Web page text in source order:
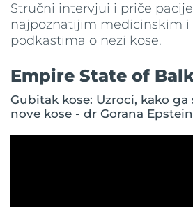
Stručni intervjui i priče
najpoznatijim medicinskim i
podkastima o nezi kose.
Empire State of
Gubitak kose: Uzroci, kako
nove kose - dr Gorana Epstein